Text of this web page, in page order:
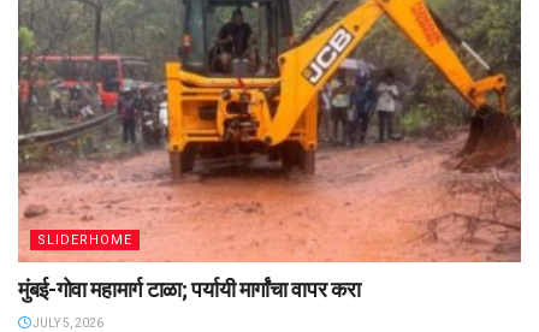
SLIDERHOME
मुंबई-गोवा महामार्ग टाळा; पर्यायी मार्गांचा वापर करा
JULY 5, 2026